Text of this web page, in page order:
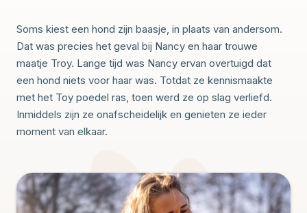
Soms kiest een hond zijn baasje, in plaats van andersom.
Dat was precies het geval bij Nancy en haar trouwe
maatje Troy. Lange tijd was Nancy ervan overtuigd dat
een hond niets voor haar was. Totdat ze kennismaakte
met het Toy poedel ras, toen werd ze op slag verliefd.
Inmiddels zijn ze onafscheidelijk en genieten ze ieder
moment van elkaar.